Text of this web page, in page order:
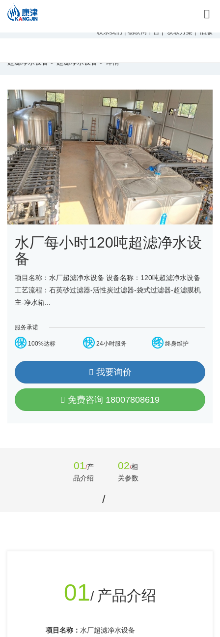
康津水处理：专注软化水设备、反渗透设备、超滤设备、一体化净水设
备！
联系我们 | 物联网平台 | 获取方案 | 旧版
超滤净水设备>超滤净水设备> 详情
水厂每小时120吨超滤净水设
备
项目名称：水厂超滤净水设备 设备名称：120吨超滤净水设备
工艺流程：石英砂过滤器-活性炭过滤器-袋式过滤器-超滤膜机
主-净水箱...
服务承诺
保 100%达标 快 24小时服务 终 终身维护
我要询价
免费咨询 18007808619
01/产
品介绍
/
02/相
关参数
01/ 产品介绍
项目名称 ： 水厂超滤净水设备